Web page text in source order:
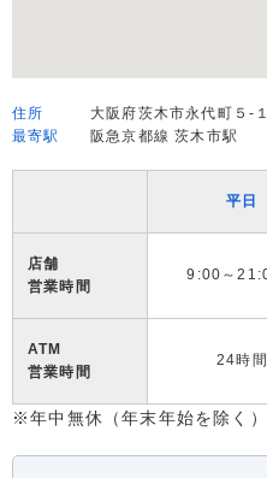
住所
大阪府茨木市永代町５-
最寄駅
阪急京都線 茨木市駅
平日
店舗
営業時間
9:00～
ATM
営業時間
24時間
※年中無休（年末年始を除く）